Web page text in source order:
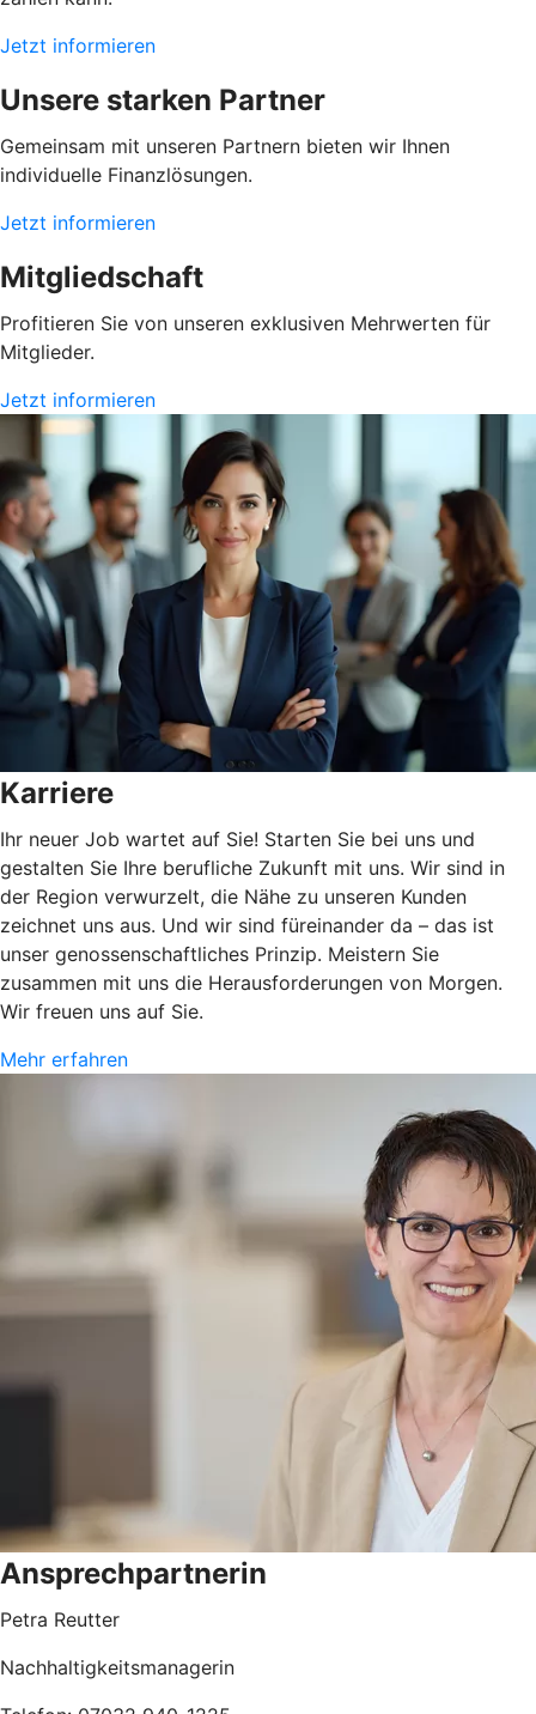
Jetzt informieren
Unsere starken Partner
Gemeinsam mit unseren Partnern bieten wir Ihnen
individuelle Finanzlösungen.
Jetzt informieren
Mitgliedschaft
Profitieren Sie von unseren exklusiven Mehrwerten für
Mitglieder.
Jetzt informieren
Karriere
Ihr neuer Job wartet auf Sie! Starten Sie bei uns und
gestalten Sie Ihre berufliche Zukunft mit uns. Wir sind in
der Region verwurzelt, die Nähe zu unseren Kunden
zeichnet uns aus. Und wir sind füreinander da – das ist
unser genossenschaftliches Prinzip. Meistern Sie
zusammen mit uns die Herausforderungen von Morgen.
Wir freuen uns auf Sie.
Mehr erfahren
Ansprechpartnerin
Petra Reutter
Nachhaltigkeitsmanagerin